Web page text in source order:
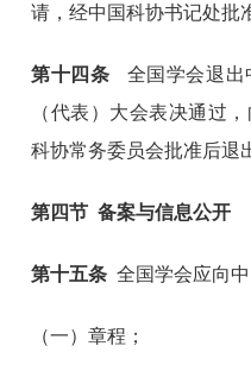
请，经中国科协书记处批
第十四条 全国学会退
（代表）大会表决通过
科协常务委员会批准后退
第四节 备案与信息公开
第十五条全国学会应向
（一）章程；